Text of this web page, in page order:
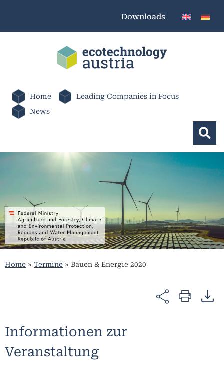
Downloads
Home
Leading Companies in Focus
News
Home » Termine » Bauen & Energie 2020
Informationen zur
Veranstaltung